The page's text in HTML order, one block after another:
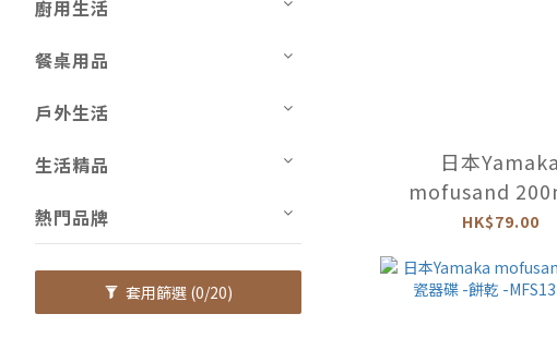
廚用生活
餐桌用品
戶外生活
生活精品
熱門品牌
套用篩選 (0/20)
日本Yamaka
mofusand
D10cm瓷器碗 -馬
HK$79.00